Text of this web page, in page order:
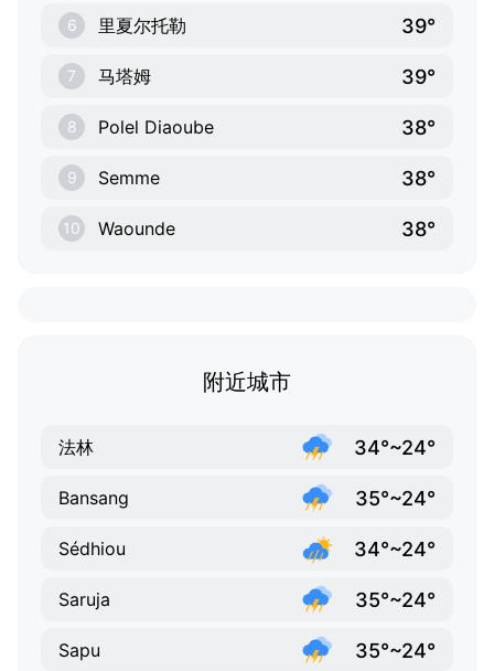
6 里夏尔托勒 39°
7 马塔姆 39°
8 Polel Diaoube 38°
9 Semme 38°
10 Waounde 38°
附近城市
法林 34°~24°
Bansang 35°~24°
Sédhiou 34°~24°
Saruja 35°~24°
Sapu 35°~24°